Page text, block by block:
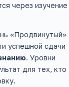
через изучение
«Продвинутый»
успешной сдачи
. Уровни
для тех, кто